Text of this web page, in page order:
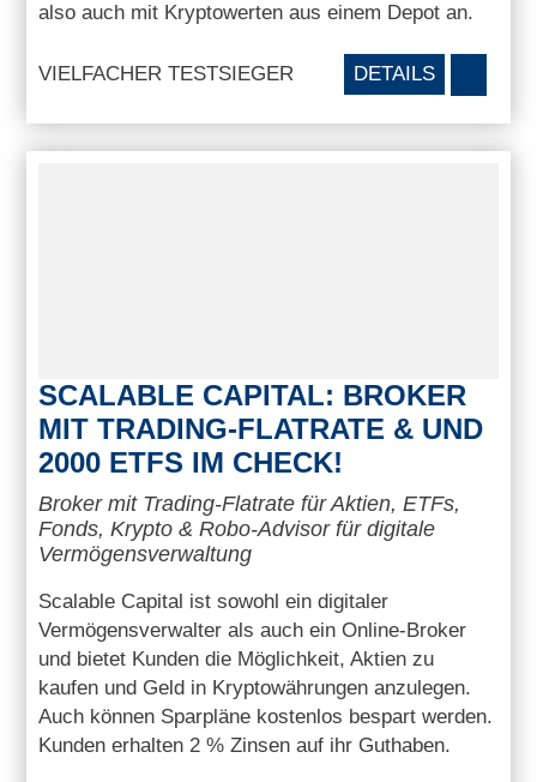
also auch mit Kryptowerten aus einem Depot an.
VIELFACHER TESTSIEGER DETAILS
SCALABLE CAPITAL: BROKER
MIT TRADING-FLATRATE & UND
2000 ETFS IM CHECK!
Broker mit Trading-Flatrate für Aktien, ETFs,
Fonds, Krypto & Robo-Advisor für digitale
Vermögensverwaltung
Scalable Capital ist sowohl ein digitaler
Vermögensverwalter als auch ein Online-Broker
und bietet Kunden die Möglichkeit, Aktien zu
kaufen und Geld in Kryptowährungen anzulegen.
Auch können Sparpläne kostenlos bespart werden.
Kunden erhalten 2 % Zinsen auf ihr Guthaben.